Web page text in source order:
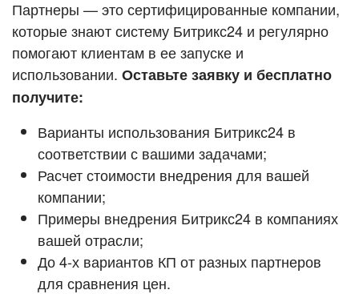
ВХОД
ВХОД
Смотреть видеокейсы
Партнеры — это сертифицированные компании,
которые знают систему Битрикс24 и регулярно
помогают клиентам в ее запуске и
использовании. Оставьте заявку и бесплатно
получите:
Варианты использования Битрикс24 в
соответствии с вашими задачами;
Расчет стоимости внедрения для вашей
компании;
Примеры внедрения Битрикс24 в компаниях
вашей отрасли;
До 4-х вариантов КП от разных партнеров
для сравнения цен.